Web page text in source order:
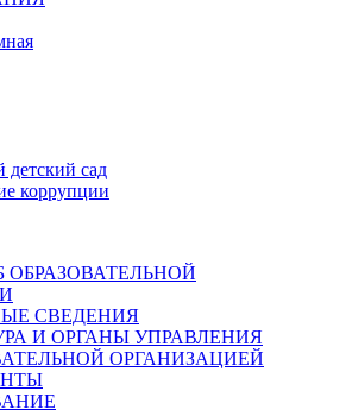
сад
коррупции
ОБРАЗОВАТЕЛЬНОЙ
СВЕДЕНИЯ
И ОРГАНЫ УПРАВЛЕНИЯ
ОРГАНИЗАЦИЕЙ